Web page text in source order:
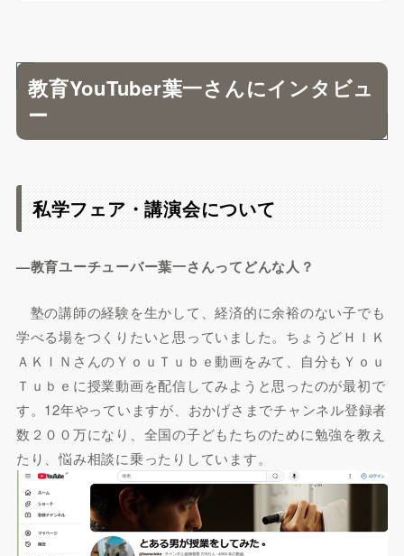
教育YouTuber葉一さんにインタビュ
ー
私学フェア・講演会について
—教育ユーチューバー葉一さんってどんな人？
塾の講師の経験を生かして、経済的に余裕のない子でも
学べる場をつくりたいと思っていました。ちょうどＨＩＫ
ＡＫＩＮさんのＹｏｕＴｕｂｅ動画をみて、自分もＹｏｕ
Ｔｕｂｅに授業動画を配信してみようと思ったのが最初で
す。12年やっていますが、おかげさまでチャンネル登録者
数２００万になり、全国の子どもたちのために勉強を教え
たり、悩み相談に乗ったりしています。